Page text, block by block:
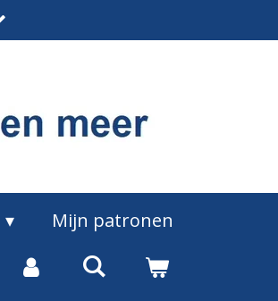
Mijn patronen